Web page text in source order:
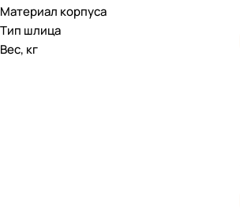
Материал корпуса
Тип шлица
Вес, кг